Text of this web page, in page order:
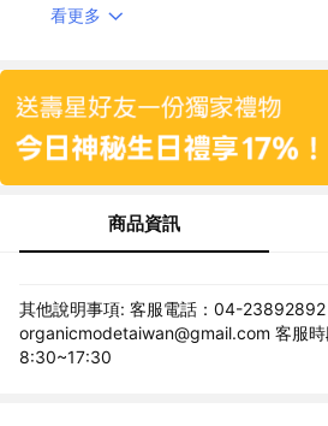
看更多
商品資訊
其他說明事項: 客服電話：04-23892892
organicmodetaiwan@gmail.com 客服時
8:30~17:30